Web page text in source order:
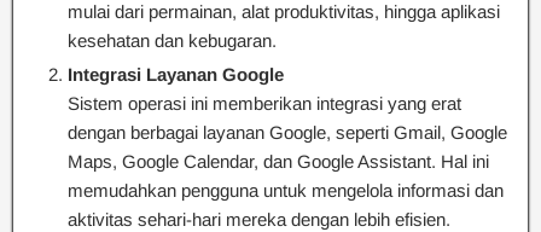
mulai dari permainan, alat produktivitas, hingga aplikasi
kesehatan dan kebugaran.
Integrasi Layanan Google
Sistem operasi ini memberikan integrasi yang erat
dengan berbagai layanan Google, seperti Gmail, Google
Maps, Google Calendar, dan Google Assistant. Hal ini
memudahkan pengguna untuk mengelola informasi dan
aktivitas sehari-hari mereka dengan lebih efisien.